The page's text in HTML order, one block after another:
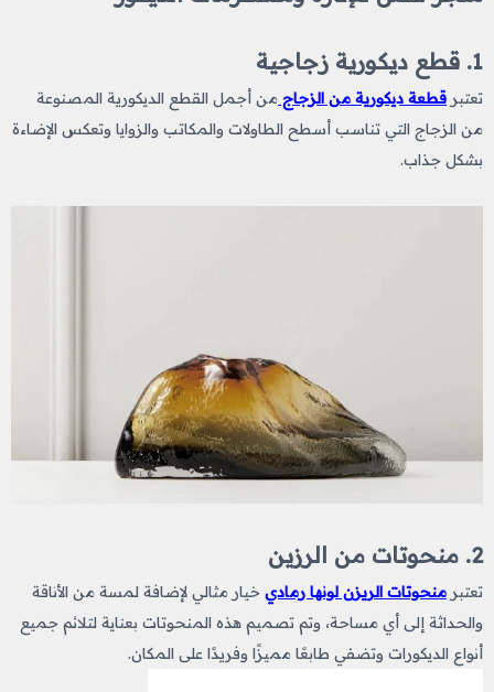
1. قطع ديكورية زجاجية
تعتبر قطعة ديكورية من الزجاج من أجمل القطع الديكورية المصنوعة
من الزجاج التي تناسب أسطح الطاولات والمكاتب والزوايا وتعكس الإضاءة
بشكل جذاب.
2. منحوتات من الرزين
تعتبر منحوتات الريزن لونها رمادي خيار مثالي لإضافة لمسة من الأناقة
والحداثة إلى أي مساحة، وتم تصميم هذه المنحوتات بعناية لتلائم جميع
أنواع الديكورات وتضفي طابعًا مميزًا وفريدًا على المكان.